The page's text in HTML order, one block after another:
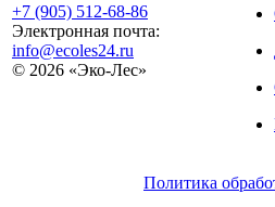
+7 (905) 512-68-86
Электронная почта:
info@ecoles24.ru
© 2026 «Эко-Лес»
Политика